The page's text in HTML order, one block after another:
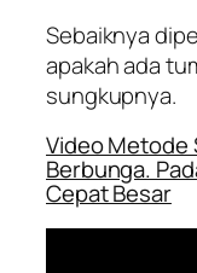
Sebaiknya
apakah ada
sungkupnya.
Video Metode
Berbunga.
Cepat Besar